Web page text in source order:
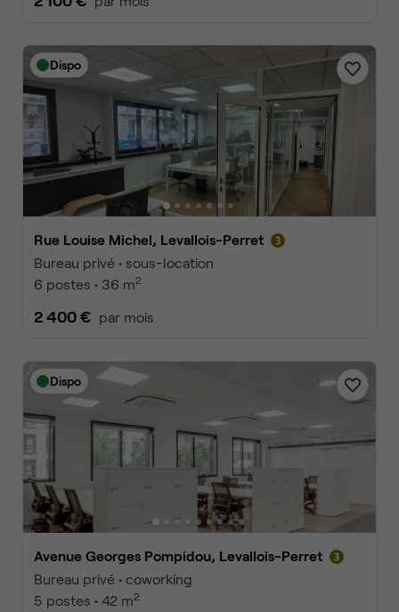
Dispo
Rue Louise Michel, Levallois-Perret
Bureau privé • sous-location
6 postes • 36 m2
2 400 € par mois
Dispo
Avenue Georges Pompidou, Levallois-Perret
Bureau privé • coworking
5 postes • 42 m2